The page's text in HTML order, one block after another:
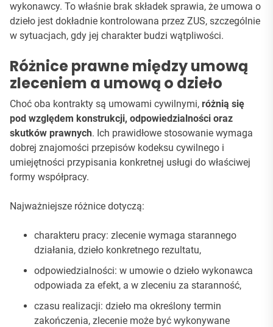
wykonawcy. To właśnie brak składek sprawia, że umowa o
dzieło jest dokładnie kontrolowana przez ZUS, szczególnie
w sytuacjach, gdy jej charakter budzi wątpliwości.
Różnice prawne między umową
zleceniem a umową o dzieło
Choć oba kontrakty są umowami cywilnymi, różnią się
pod względem konstrukcji, odpowiedzialności oraz
skutków prawnych. Ich prawidłowe stosowanie wymaga
dobrej znajomości przepisów kodeksu cywilnego i
umiejętności przypisania konkretnej usługi do właściwej
formy współpracy.
Najważniejsze różnice dotyczą:
charakteru pracy: zlecenie wymaga starannego
działania, dzieło konkretnego rezultatu,
odpowiedzialności: w umowie o dzieło wykonawca
odpowiada za efekt, a w zleceniu za staranność,
czasu realizacji: dzieło ma określony termin
zakończenia, zlecenie może być wykonywane